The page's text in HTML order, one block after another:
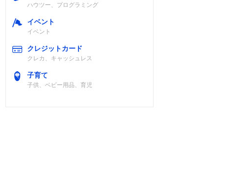
ハウツー、プログラミング
イベント
イベント
クレジットカード
クレカ、キャッシュレス
子育て
子供、ベビー用品、育児